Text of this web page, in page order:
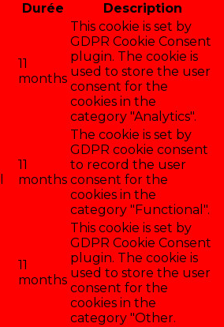
Durée Description
11
months
This cookie is set by
GDPR Cookie Consent
plugin. The cookie is
used to store the user
consent for the
cookies in the
category "Analytics".
11
months
The cookie is set by
GDPR cookie consent
to record the user
consent for the
cookies in the
category "Functional".
11
months
This cookie is set by
GDPR Cookie Consent
plugin. The cookie is
used to store the user
consent for the
cookies in the
category "Other.